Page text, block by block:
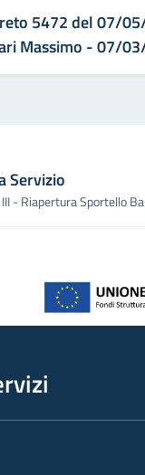
5472 del 07/
Massimo - 07/
Servizio
- Riapertura Sportello